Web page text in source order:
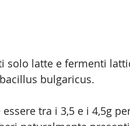
solo latte e fermenti
bulgaricus.
tra i 3,5 e i 4,5g